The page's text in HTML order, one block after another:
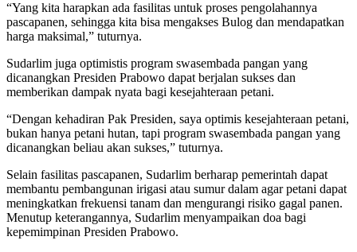
“Yang kita harapkan ada fasilitas untuk proses pengolahannya
pascapanen, sehingga kita bisa mengakses Bulog dan mendapatkan
harga maksimal,” tuturnya.
Sudarlim juga optimistis program swasembada pangan yang
dicanangkan Presiden Prabowo dapat berjalan sukses dan
memberikan dampak nyata bagi kesejahteraan petani.
“Dengan kehadiran Pak Presiden, saya optimis kesejahteraan petani,
bukan hanya petani hutan, tapi program swasembada pangan yang
dicanangkan beliau akan sukses,” tuturnya.
Selain fasilitas pascapanen, Sudarlim berharap pemerintah dapat
membantu pembangunan irigasi atau sumur dalam agar petani dapat
meningkatkan frekuensi tanam dan mengurangi risiko gagal panen.
Menutup keterangannya, Sudarlim menyampaikan doa bagi
kepemimpinan Presiden Prabowo.